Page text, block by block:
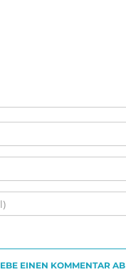
EINEN KOMMENTAR AB